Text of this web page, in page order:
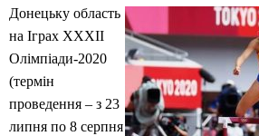
Донецьку область
на Іграх ХХХІІ
Олімпіади-2020
(термін
проведення – з 23
липня по 8 серпня